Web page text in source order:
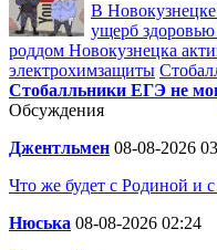
В
ущерб здоровью
роддом Новокузнецка
электрохимзащиты
Стобалльники ЕГЭ не
Обсуждения
Джентльмен 08-08-2026
Что же будет с Родиной и
Нюська 08-08-2026 02:24